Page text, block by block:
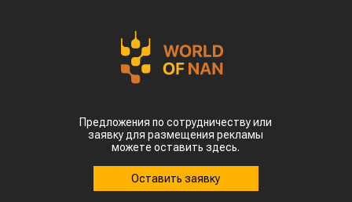
Предложения по сотрудничеству или
заявку для размещения рекламы
можете оставить здесь.
Оставить заявку